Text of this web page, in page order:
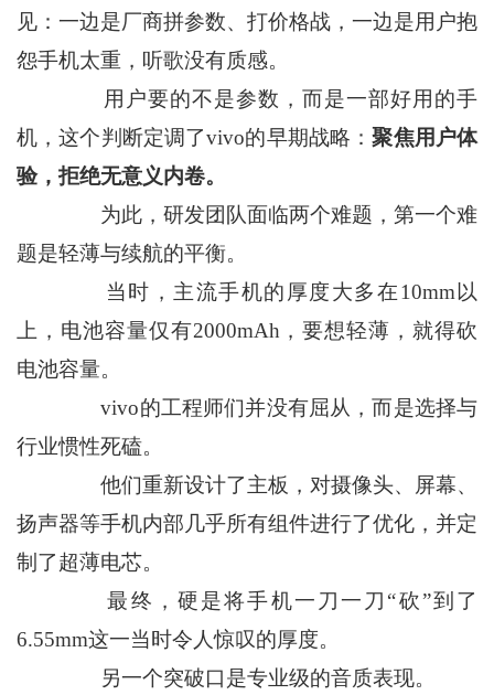
见：一边是厂商拼参数、打价格战，一边是用户抱
怨手机太重，听歌没有质感。
用户要的不是参数，而是一部好用的手
机，这个判断定调了vivo的早期战略：聚焦用户体
验，拒绝无意义内卷。
为此，研发团队面临两个难题，第一个难
题是轻薄与续航的平衡。
当时，主流手机的厚度大多在10mm以
上，电池容量仅有2000mAh，要想轻薄，就得砍
电池容量。
vivo的工程师们并没有屈从，而是选择与
行业惯性死磕。
他们重新设计了主板，对摄像头、屏幕、
扬声器等手机内部几乎所有组件进行了优化，并定
制了超薄电芯。
最终，硬是将手机一刀一刀“砍”到了
6.55mm这一当时令人惊叹的厚度。
另一个突破口是专业级的音质表现。